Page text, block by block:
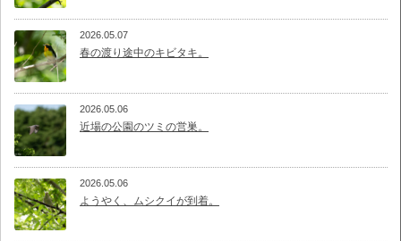
2026.05.07
春の渡り途中のキビタキ。
2026.05.06
近場の公園のツミの営巣。
2026.05.06
ようやく、ムシクイが到着。